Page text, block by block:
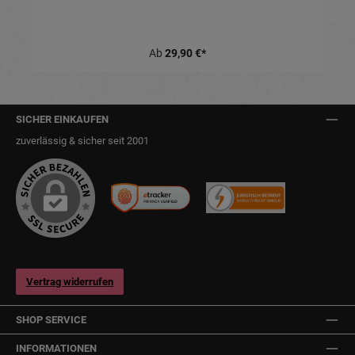
Ab 29,90 €*
SICHER EINKAUFEN
zuverlässig & sicher seit 2001
Vertrag widerrufen
SHOP SERVICE
INFORMATIONEN